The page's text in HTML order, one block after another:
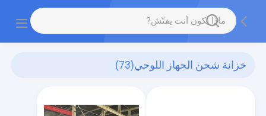
خزانة شحن الجهاز اللوحي(73)